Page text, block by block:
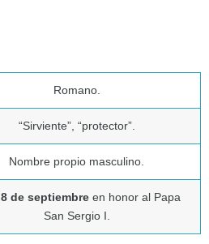
Romano.
“Sirviente”, “protector”.
Nombre propio masculino.
8 de septiembre en honor al Papa
San Sergio I.